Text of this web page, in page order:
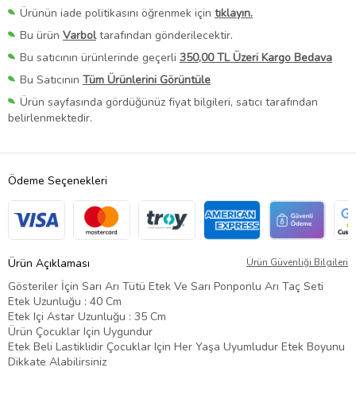
Ürünün iade politikasını öğrenmek için tıklayın.
Bu ürün Varboltarafından gönderilecektir.
Bu satıcının ürünlerinde geçerli 350,00 TL Üzeri Kargo Bedava
Bu Satıcının Tüm Ürünlerini Görüntüle
Ürün sayfasında gördüğünüz fiyat bilgileri, satıcı tarafından
belirlenmektedir.
Ödeme Seçenekleri
Ürün Açıklaması Ürün Güvenliği Bilgileri
Gösteriler İçin Sarı Arı Tütü Etek Ve Sarı Ponponlu Arı Taç Seti
Etek Uzunluğu : 40 Cm
Etek Içi Astar Uzunluğu : 35 Cm
Ürün Çocuklar Için Uygundur
Etek Beli Lastiklidir Çocuklar Için Her Yaşa Uyumludur Etek Boyunu
Dikkate Alabilirsiniz